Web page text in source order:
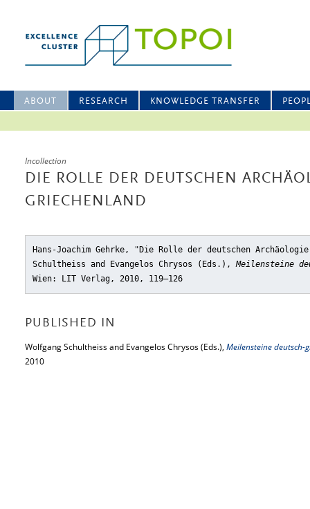
ABOUT RESEARCH KNOWLEDGE TRANSFER
Incollection
DIE ROLLE DER DEUTSCHEN
GRIECHENLAND
Hans-Joachim Gehrke, "Die Rolle der deutschen
Schultheiss and Evangelos Chrysos (Eds.),Meilensteine
Wien: LIT Verlag, 2010, 119–126
PUBLISHED IN
Wolfgang Schultheiss and Evangelos Chrysos (Eds.), Meilensteine deutsch-
2010